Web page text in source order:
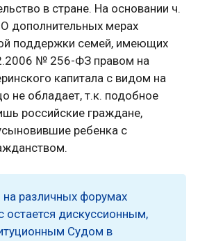
в стране. На основании ч.
дополнительных мерах
поддержки семей, имеющих
№ 256-ФЗ правом на
капитала с видом на
не обладает, т.к. подобное
российские граждане,
ребенка с
на различных форумах
остается дискуссионным,
Судом в